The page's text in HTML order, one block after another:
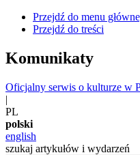
Przejdź do menu
Przejdź do treści
Komunikaty
Oficjalny serwis o kulturze w
|
PL
polski
english
szukaj artykułów i wydarzeń